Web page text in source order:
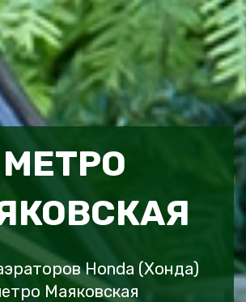
МЕТРО
Honda (Хонда)
Маяковская